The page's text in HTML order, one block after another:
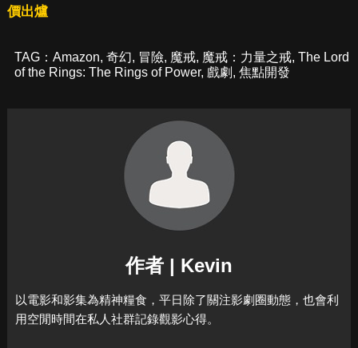
價出爐
TAG： Amazon, 奇幻, 冒險, 魔戒, 魔戒：力量之戒, The Lord
of the Rings: The Rings of Power, 戲劇 , 焦點開發
作者 | Kevin
以電影和影集為精神糧食，平日除了關注影劇圈動態，也會利
用空閒時間在私人社群記錄觀影心得。